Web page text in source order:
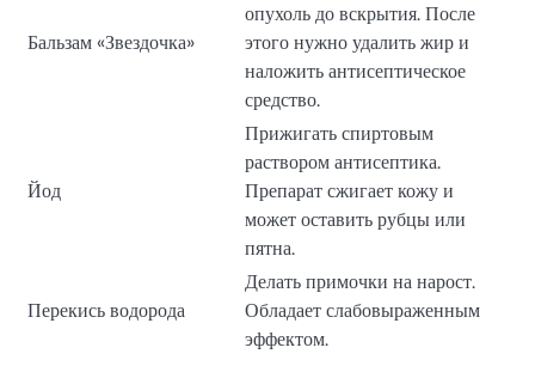
Бальзам «Звездочка»
опухоль до вскрытия. После
этого нужно удалить жир и
наложить антисептическое
средство.
Йод
Прижигать спиртовым
раствором антисептика.
Препарат сжигает кожу и
может оставить рубцы или
пятна.
Перекись водорода
Делать примочки на нарост.
Обладает слабовыраженным
эффектом.